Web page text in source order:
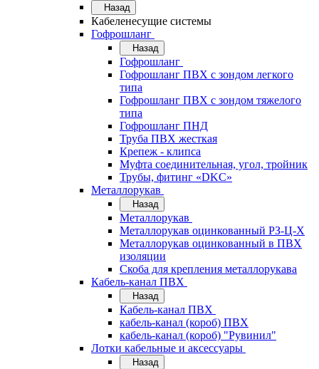
Назад
Кабеленесущие системы
Гофрошланг
Назад
Гофрошланг
Гофрошланг ПВХ с зондом легкого
типа
Гофрошланг ПВХ с зондом тяжелого
типа
Гофрошланг ПНД
Труба ПВХ жесткая
Крепеж - клипса
Муфта соединительная, угол, тройник
Трубы, фитинг «DKC»
Металлорукав
Назад
Металлорукав
Металлорукав оцинкованный РЗ-Ц-Х
Металлорукав оцинкованный в ПВХ
изоляции
Скоба для крепления металлорукава
Кабель-канал ПВХ
Назад
Кабель-канал ПВХ
кабель-канал (короб) ПВХ
кабель-канал (короб) "Рувинил"
Лотки кабельные и аксессуары
Назад